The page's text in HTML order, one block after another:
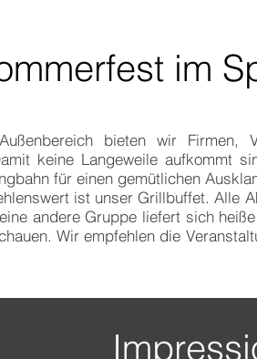
im
bieten wir
keine Langeweile aufkommt
für einen gemütlichen
ist unser Grillbuffet. Alle
andere Gruppe liefert sich
Wir empfehlen die